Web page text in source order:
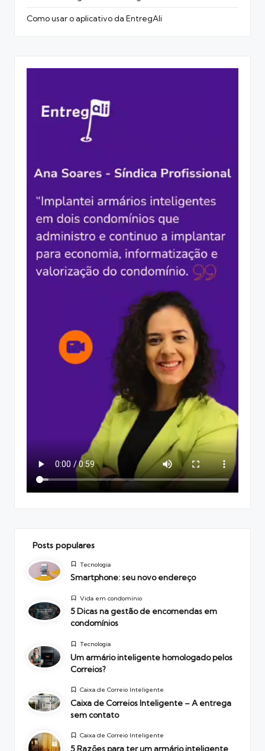
Como usar o aplicativo da EntregAli
Posts populares
PostedTecnologia
Smartphone: seu novo endereço
PostedVida em condomínio
5 Dicas na gestão de encomendas em
condomínios
PostedTecnologia
Um armário inteligente homologado pelos
Correios?
PostedCaixa de Correio Inteligente
Caixa de Correios Inteligente – A entrega
sem contato
PostedCaixa de Correio Inteligente
5 Razões para ter um armário inteligente